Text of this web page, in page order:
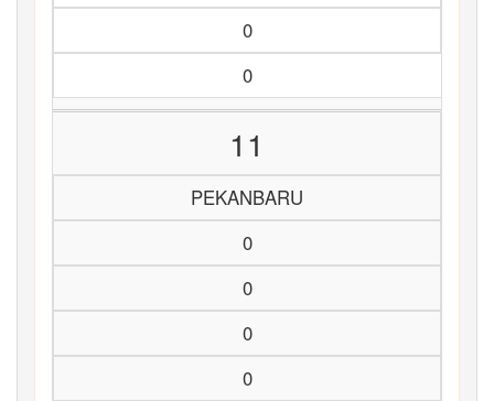
0
0
11
PEKANBARU
0
0
0
0